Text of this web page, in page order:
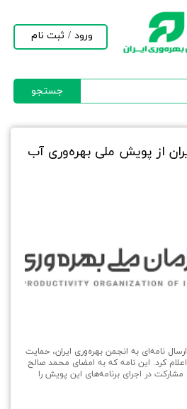
جستجو
ورود / ثبت نام
از پویش ملی بهره‌وری آب
نامه‌ای به انجمن بهره‌وری ایران، حمایت
کرد. این نامه که به امضای محمد صالح
مشارکت در اجرای برنامه‌های این پویش را